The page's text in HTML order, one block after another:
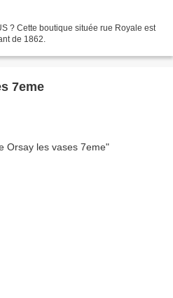
? Cette boutique située rue Royale est
de 1862.
7eme